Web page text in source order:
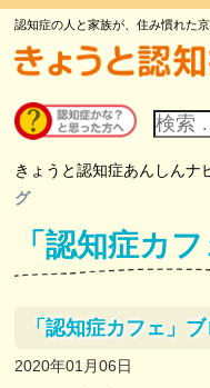
認知症の人と家族が、住み慣れた
イ
ト
検
索
きょうと認知症あんしんナ
グ
「認知症カ
「認知症カフェ」
2020年01月06日